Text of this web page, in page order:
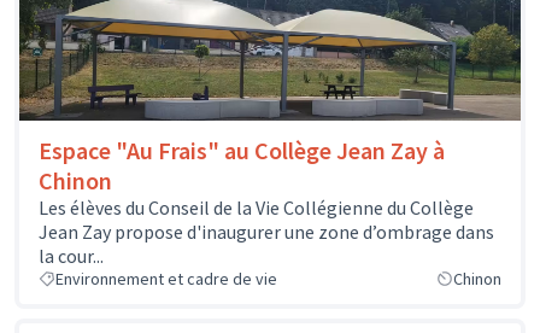
Espace "Au Frais" au Collège Jean Zay à
Chinon
Les élèves du Conseil de la Vie Collégienne du Collège
Jean Zay propose d'inaugurer une zone d’ombrage dans
la cour...
Environnement et cadre de vie Chinon